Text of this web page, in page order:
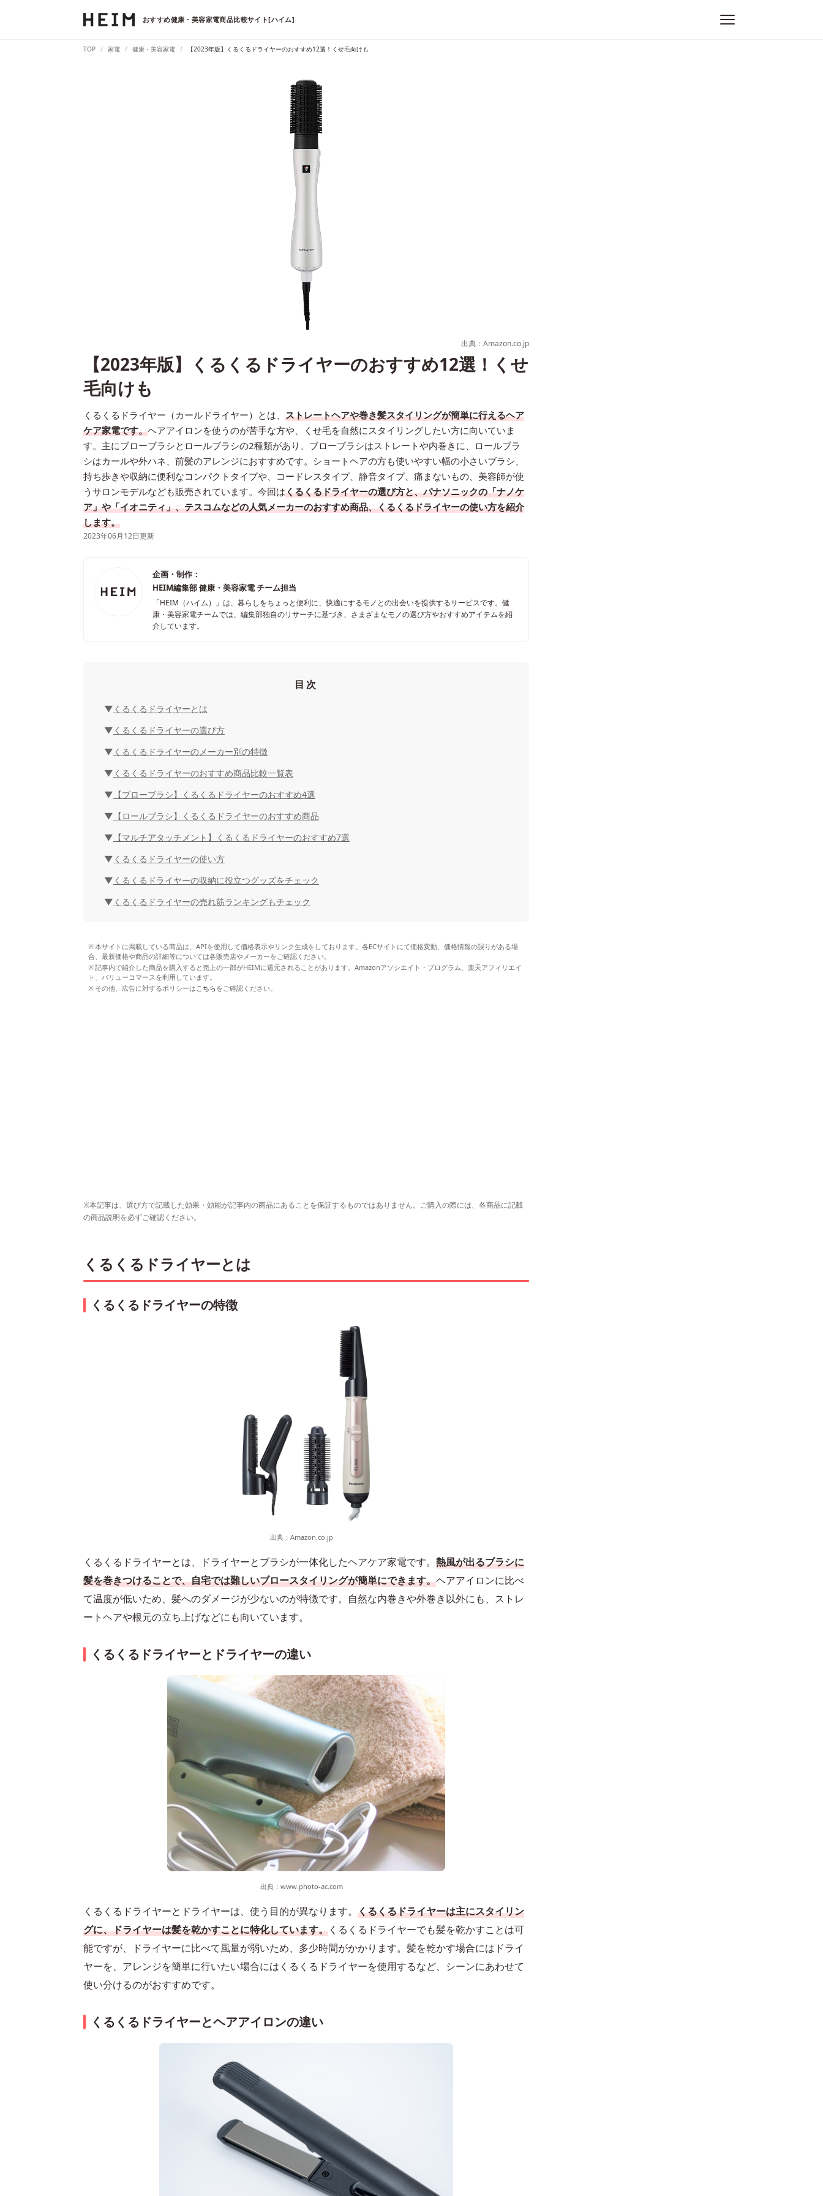
おすすめ健康・美容家電商品比較サイト[ハイム]
TOP 家電 健康・美容家電 【2023年版】くるくるドライヤーのおすすめ12選！くせ毛向けも
出典：Amazon.co.jp
【2023年版】くるくるドライヤーのおすすめ12選！くせ
毛向けも
くるくるドライヤー（カールドライヤー）とは、 ストレートヘアや巻き髪スタイリングが簡単に行えるヘア
ケア家電です。ヘアアイロンを使うのが苦手な方や、くせ毛を自然にスタイリングしたい方に向いていま
す。主にブローブラシとロールブラシの2種類があり、ブローブラシはストレートや内巻きに、ロールブラ
シはカールや外ハネ、前髪のアレンジにおすすめです。ショートヘアの方も使いやすい幅の小さいブラシ、
持ち歩きや収納に便利なコンパクトタイプや、コードレスタイプ、静音タイプ、痛まないもの、美容師が使
うサロンモデルなども販売されています。今回はくるくるドライヤーの選び方と、パナソニックの「ナノケ
ア」や「イオニティ」、テスコムなどの人気メーカーのおすすめ商品、くるくるドライヤーの使い方を紹介
します。
2023年06月12日更新
企画・制作：
HEIM編集部 健康・美容家電 チーム担当
「HEIM（ハイム）」は、暮らしをちょっと便利に、快適にするモノとの出会いを提供するサービスです。健
康・美容家電チームでは、編集部独自のリサーチに基づき、さまざまなモノの選び方やおすすめアイテムを紹
介しています。
目次
くるくるドライヤーとは
くるくるドライヤーの選び方
くるくるドライヤーのメーカー別の特徴
くるくるドライヤーのおすすめ商品比較一覧表
【ブローブラシ】くるくるドライヤーのおすすめ4選
【ロールブラシ】くるくるドライヤーのおすすめ商品
【マルチアタッチメント】くるくるドライヤーのおすすめ7選
くるくるドライヤーの使い方
くるくるドライヤーの収納に役立つグッズをチェック
くるくるドライヤーの売れ筋ランキングもチェック
本サイトに掲載している商品は、APIを使用して価格表示やリンク生成をしております。各ECサイトにて価格変動、価格情報の誤りがある場
合、最新価格や商品の詳細等については各販売店やメーカーをご確認ください。
記事内で紹介した商品を購入すると売上の一部がHEIMに還元されることがあります。Amazonアソシエイト・プログラム、楽天アフィリエイ
ト、バリューコマースを利用しています。
その他、広告に対するポリシーは こちらをご確認ください。
※本記事は、選び方で記載した効果・効能が記事内の商品にあることを保証するものではありません。ご購入の際には、各商品に記載
の商品説明を必ずご確認ください。
くるくるドライヤーとは
くるくるドライヤーの特徴
出典： Amazon.co.jp
くるくるドライヤーとは、ドライヤーとブラシが一体化したヘアケア家電です。 熱風が出るブラシに
髪を巻きつけることで、自宅では難しいブロースタイリングが簡単にできます。ヘアアイロンに比べ
て温度が低いため、髪へのダメージが少ないのが特徴です。自然な内巻きや外巻き以外にも、ストレ
ートヘアや根元の立ち上げなどにも向いています。
くるくるドライヤーとドライヤーの違い
出典： www.photo-ac.com
くるくるドライヤーとドライヤーは、使う目的が異なります。 くるくるドライヤーは主にスタイリン
グに、ドライヤーは髪を乾かすことに特化しています。くるくるドライヤーでも髪を乾かすことは可
能ですが、ドライヤーに比べて風量が弱いため、多少時間がかかります。髪を乾かす場合にはドライ
ヤーを、アレンジを簡単に行いたい場合にはくるくるドライヤーを使用するなど、シーンにあわせて
使い分けるのがおすすめです。
くるくるドライヤーとヘアアイロンの違い